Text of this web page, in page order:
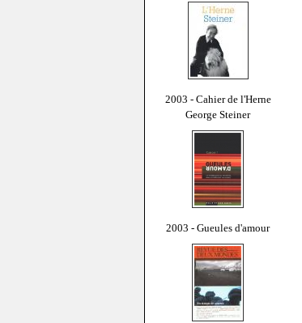
2003 - Cahier de l'Herne
George Steiner
2003 - Gueules d'amour